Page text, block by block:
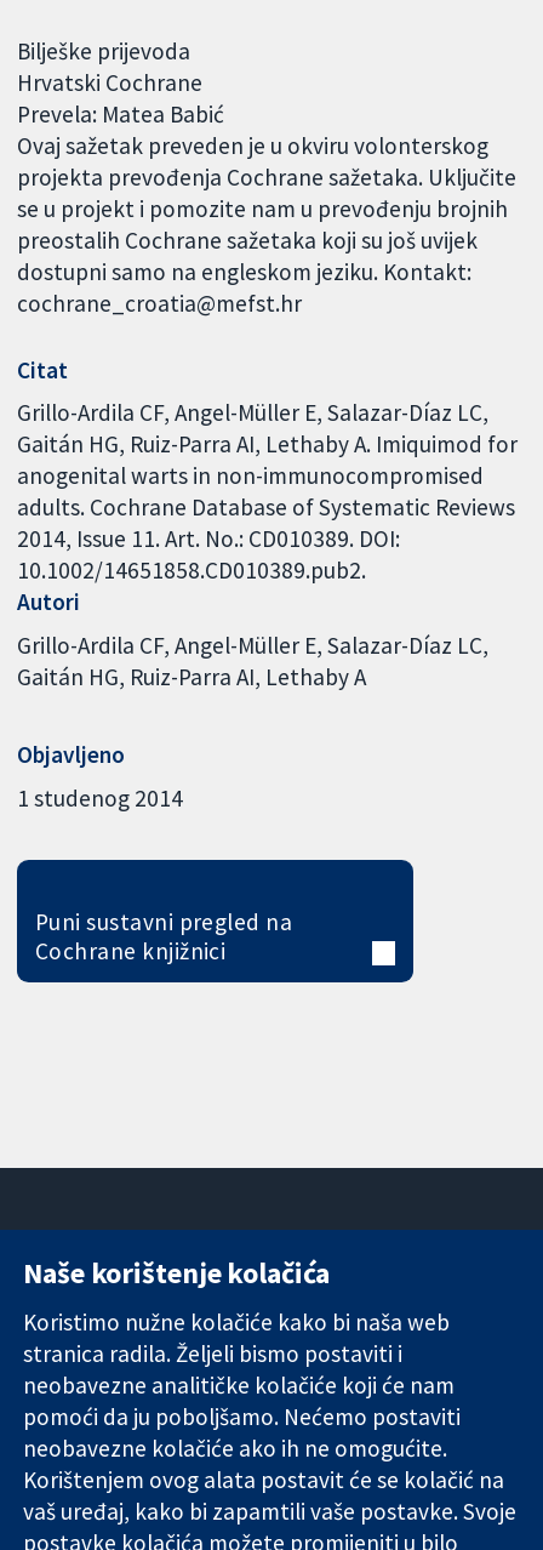
Bilješke prijevoda
Hrvatski Cochrane
Prevela: Matea Babić
Ovaj sažetak preveden je u okviru volonterskog
projekta prevođenja Cochrane sažetaka. Uključite
se u projekt i pomozite nam u prevođenju brojnih
preostalih Cochrane sažetaka koji su još uvijek
dostupni samo na engleskom jeziku. Kontakt:
cochrane_croatia@mefst.hr
Citat
Grillo-Ardila CF, Angel-Müller E, Salazar-Díaz LC,
Gaitán HG, Ruiz-Parra AI, Lethaby A. Imiquimod for
anogenital warts in non-immunocompromised
adults. Cochrane Database of Systematic Reviews
2014, Issue 11. Art. No.: CD010389. DOI:
10.1002/14651858.CD010389.pub2.
Autori
Grillo-Ardila CF Angel-Müller E Salazar-Díaz LC
Gaitán HG Ruiz-Parra AI Lethaby A
Objavljeno
1 studenog 2014
Puni sustavni pregled na
Cochrane knjižnici
Pouzdani dokazi.
Utemeljeni
dokazi.
Bolje zdravlje.
11-13 Cavendish
London
W1G 0AN
Ujedinjeno
Kraljevstvo
Novosti
medije
O nama
Poslovi
Cochrane
Library
Naše korištenje kolačića
Koristimo nužne kolačiće kako bi naša web
stranica radila. Željeli bismo postaviti i
neobavezne analitičke kolačiće koji će nam
pomoći da ju poboljšamo. Nećemo postaviti
neobavezne kolačiće ako ih ne omogućite.
Korištenjem ovog alata postavit će se kolačić na
vaš uređaj, kako bi zapamtili vaše postavke. Svoje
postavke kolačića možete promijeniti u bilo